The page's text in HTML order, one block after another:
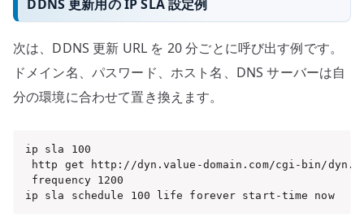
DDNS 更新用の IP SLA 設定例
次は、DDNS 更新 URL を 20 分ごとに呼び出す例です。
ドメイン名、パスワード、ホスト名、DNS サーバーは自
分の環境に合わせて置き換えます。
ip sla 100
http get http://dyn.value-domain.com/cgi-bin/
frequency 1200
ip sla schedule 100 life forever start-time now